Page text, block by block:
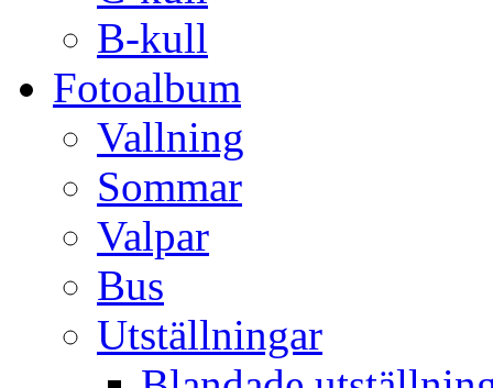
B-kull
Fotoalbum
Vallning
Sommar
Valpar
Bus
Utställningar